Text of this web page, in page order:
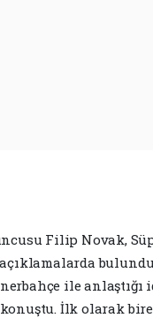
Filip Novak,
ile
İlk olarak